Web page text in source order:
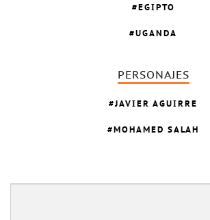
EGIPTO
UGANDA
PERSONAJES
JAVIER AGUIRRE
MOHAMED SALAH